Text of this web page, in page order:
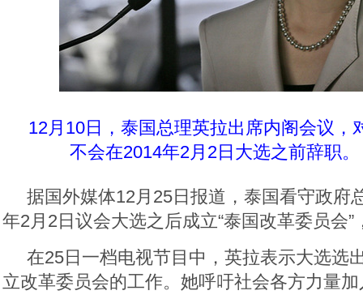
12月10日，泰国总理英拉出席内阁会议，
不会在2014年2月2日大选之前辞职
据国外媒体12月25日报道，泰国看守政府
年2月2日议会大选之后成立“泰国改革委员会
在25日一档电视节目中，英拉表示大选选
立改革委员会的工作。她呼吁社会各方力量